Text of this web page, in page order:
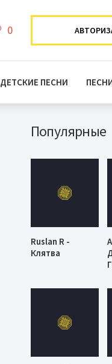
0
ДЕТСКИЕ ПЕСНИ
Популярные
Ruslan R -
Клятва